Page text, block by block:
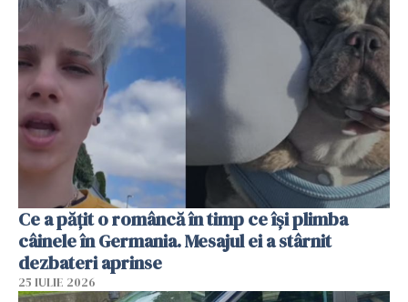
Ce a pățit o româncă în timp ce își plimba
câinele în Germania. Mesajul ei a stârnit
dezbateri aprinse
25 IULIE 2026